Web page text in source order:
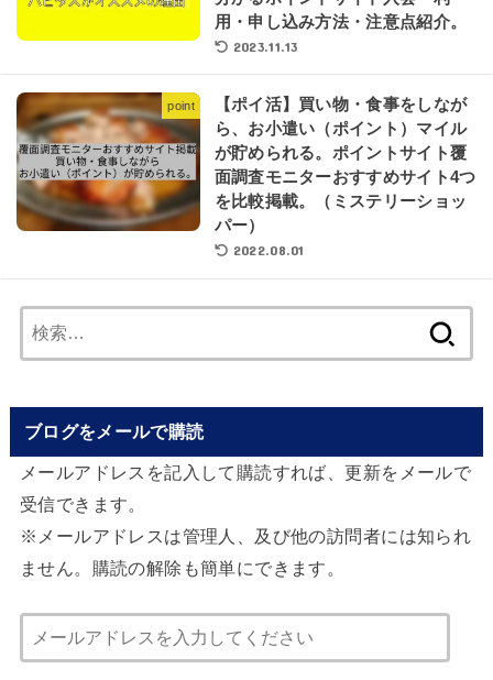
用・申し込み方法・注意点紹介。
2023.11.13
point
【ポイ活】買い物・食事をしなが
ら、お小遣い（ポイント）マイル
が貯められる。ポイントサイト覆
面調査モニターおすすめサイト4つ
を比較掲載。（ミステリーショッ
パー）
2022.08.01
索:
ブログをメールで購読
メールアドレスを記入して購読すれば、更新をメールで
受信できます。
※メールアドレスは管理人、及び他の訪問者には知られ
ません。購読の解除も簡単にできます。
ー